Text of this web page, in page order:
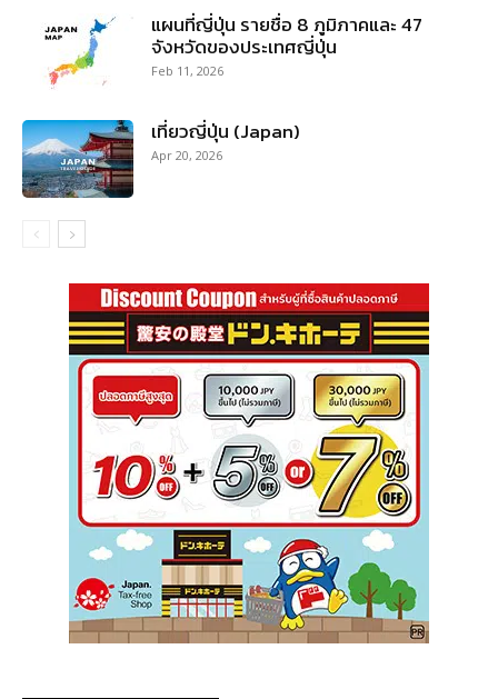
แผนที่ญี่ปุ่น รายชื่อ 8 ภูมิภาคและ 47
จังหวัดของประเทศญี่ปุ่น
Feb 11, 2026
เที่ยวญี่ปุ่น (Japan)
Apr 20, 2026